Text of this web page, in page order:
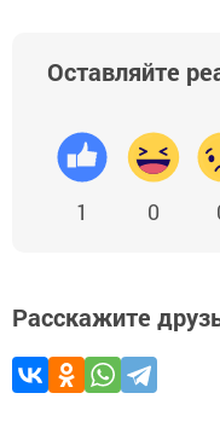
Оставляйте
1 0
Расскажите